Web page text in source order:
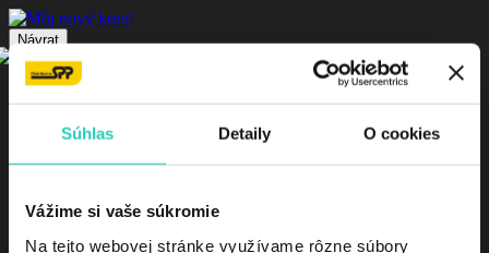
Súhlas Detaily O cookies
Vážime si vaše súkromie
Na tejto webovej stránke využívame rôzne súbory
Návrat
Stock status
On sale
In stock